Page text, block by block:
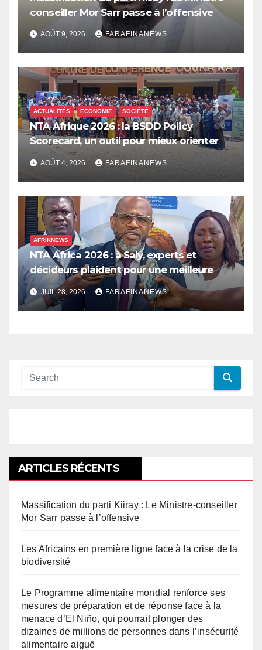
conseiller Mor Sarr passe à l’offensive
AOÛT 9, 2026 FARAFINANEWS
ACTUALITÉS ECONOMIE SOCIÉTÉ
NTA Afrique 2026 : la BSDD Policy
Scorecard, un outil pour mieux orienter
les dépenses publiques
AOÛT 4, 2026 FARAFINANEWS
AFRIKNEWS
NTA Africa 2026 : à Saly, experts et
décideurs plaident pour une meilleure
prise en compte de l’économie des soins
en Afrique
JUIL 28, 2026 FARAFINANEWS
ARTICLES RÉCENTS
Massification du parti Kiiray : Le Ministre-conseiller
Mor Sarr passe à l’offensive
Les Africains en première ligne face à la crise de la
biodiversité
Le Programme alimentaire mondial renforce ses
mesures de préparation et de réponse face à la
menace d’El Niño, qui pourrait plonger des
dizaines de millions de personnes dans l’insécurité
alimentaire aiguë